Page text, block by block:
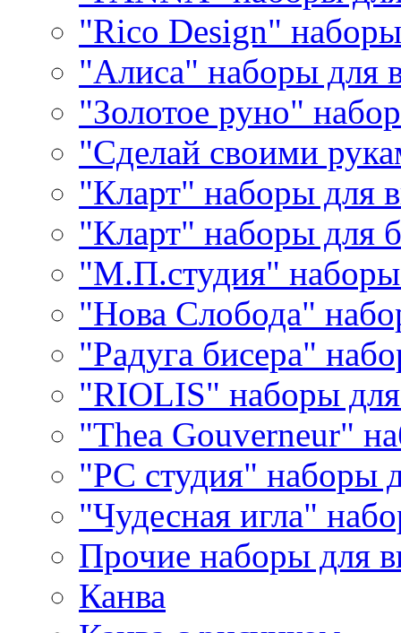
"Rico Design"
"Алиса" наборы для
"Золотое руно"
"Сделай своими
"Кларт" наборы для
"Кларт" наборы для
"М.П.студия"
"Нова Слобода"
"Радуга бисера"
"RIOLIS" наборы
"Thea Gouverneur"
"РС студия" наборы
"Чудесная игла"
Прочие наборы для
Канва